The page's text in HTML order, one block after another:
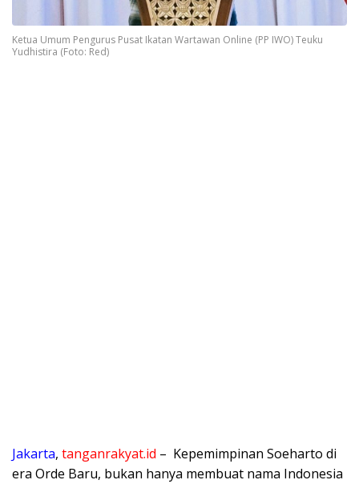
Ketua Umum Pengurus Pusat Ikatan Wartawan Online (PP IWO) Teuku
Yudhistira (Foto: Red)
Jakarta, tanganrakyat.id – Kepemimpinan Soeharto di
era Orde Baru, bukan hanya membuat nama Indonesia